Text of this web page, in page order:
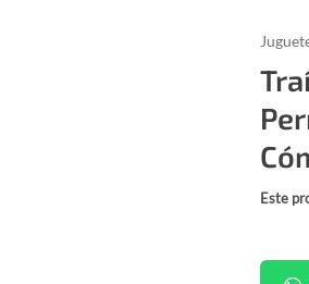
Este